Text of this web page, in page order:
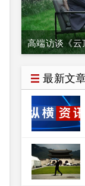
高端访谈《
最新文